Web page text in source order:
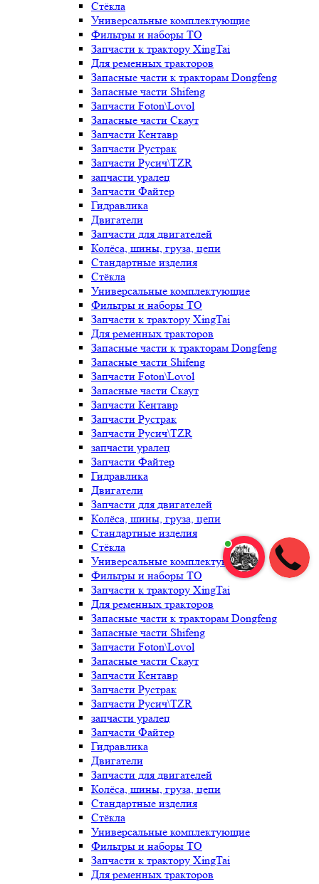
Стёкла
Универсальные комплектующие
Фильтры и наборы ТО
Запчасти к трактору XingTai
Для ременных тракторов
Запасные части к тракторам Dongfeng
Запасные части Shifeng
Запчасти Foton\Lovol
Запасные части Скаут
Запчасти Кентавр
Запчасти Рустрак
Запчасти Русич\TZR
запчасти уралец
Запчасти Файтер
Гидравлика
Двигатели
Запчасти для двигателей
Колёса, шины, груза, цепи
Стандартные изделия
Стёкла
Универсальные комплектующие
Фильтры и наборы ТО
Запчасти к трактору XingTai
Для ременных тракторов
Запасные части к тракторам Dongfeng
Запасные части Shifeng
Запчасти Foton\Lovol
Запасные части Скаут
Запчасти Кентавр
Запчасти Рустрак
Запчасти Русич\TZR
запчасти уралец
Запчасти Файтер
Гидравлика
Двигатели
Запчасти для двигателей
Колёса, шины, груза, цепи
Стандартные изделия
Стёкла
Универсальные комплектующие
Фильтры и наборы ТО
Запчасти к трактору XingTai
Для ременных тракторов
Запасные части к тракторам Dongfeng
Запасные части Shifeng
Запчасти Foton\Lovol
Запасные части Скаут
Запчасти Кентавр
Запчасти Рустрак
Запчасти Русич\TZR
запчасти уралец
Запчасти Файтер
Гидравлика
Двигатели
Запчасти для двигателей
Колёса, шины, груза, цепи
Стандартные изделия
Стёкла
Универсальные комплектующие
Фильтры и наборы ТО
Запчасти к трактору XingTai
Для ременных тракторов